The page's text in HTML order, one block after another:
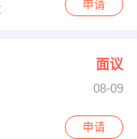
纪财富中心
申请
面议
08-09
申请